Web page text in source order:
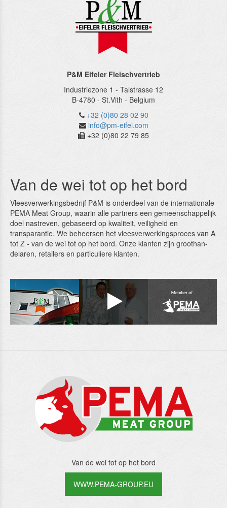
P&M Eifeler Fleischvertrieb
Industriezone 1 - Talstrasse 12
B-4780 - St.Vith - Belgium
+32 (0)80 28 02 90
info@pm-eifel.com
+32 (0)80 22 79 85
Van de wei tot op het bord
Vleesverwerkingsbedrijf P&M is onderdeel van de in­ternatio­nale
PEMA Meat Group, waarin alle partners een gemeenschappelijk
doel nastreven, gebaseerd op kwali­teit, vei­ligheid en
transparantie. We beheersen het vleesver­werkingsproces van A
tot Z ‑ van de wei tot op het bord. Onze klanten zijn groothan­
delaren, retai­lers en particuliere klanten.
Van de wei tot op het bord
WWW.PEMA-GROUP.EU